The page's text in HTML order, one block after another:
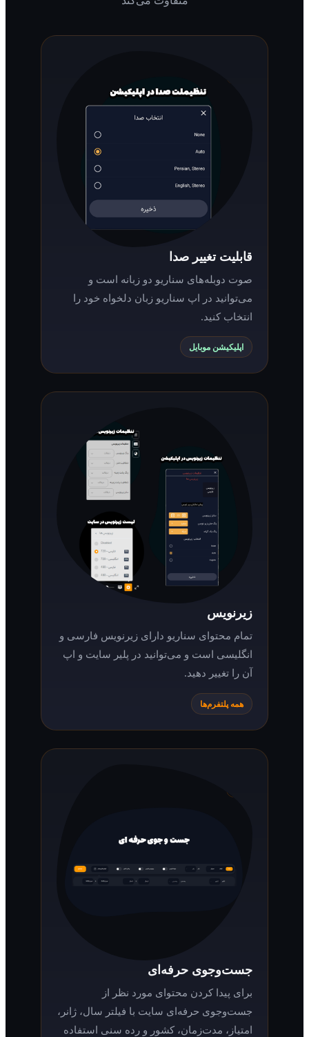
قابلیت تغییر صدا
صوت دوبله‌های سناریو دو زبانه است و
می‌توانید در اپ سناریو زبان دلخواه خود را
انتخاب کنید.
اپلیکیشن موبایل
تمام محتوای سناریو دارای زیرنویس فارسی و
انگلیسی است و می‌توانید در پلیر سایت و اپ
آن را تغییر دهید.
همه پلتفرم‌ها
جست‌وجوی حرفه‌ای
برای پیدا کردن محتوای مورد نظر از
جست‌وجوی حرفه‌ای سایت با فیلتر سال، ژانر،
امتیاز، مدت‌زمان، کشور و رده سنی استفاده